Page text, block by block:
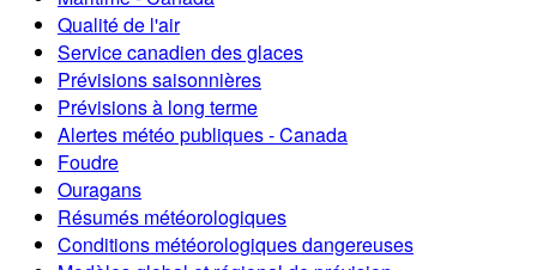
Qualité de l'air
Service canadien des glaces
Prévisions saisonnières
Prévisions à long terme
Alertes météo publiques - Canada
Foudre
Ouragans
Résumés météorologiques
Conditions météorologiques dangereuses